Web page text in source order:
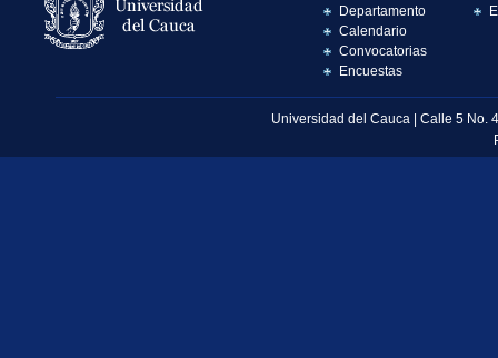
Departamento
Calendario
Convocatorias
Encuestas
Universidad del Cauca | Calle 5 No.